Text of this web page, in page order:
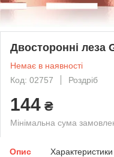
Двосторонні леза
Немає в наявності
Код: 02757
Роздріб
144 ₴
Мінімальна сума
Опис Характеристики